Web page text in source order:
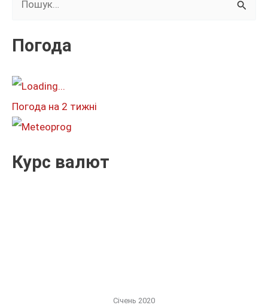
к
т
:
Погода
Погода на 2 тижні
Курс валют
Січень 2020